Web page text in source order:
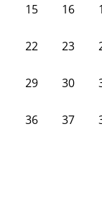
15 16
22 23
29 30
36 37